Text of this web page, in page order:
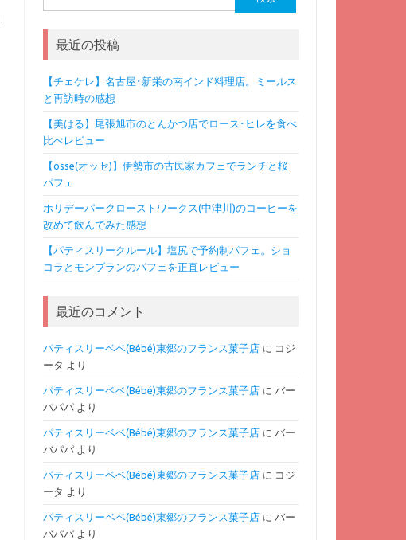
索:
最近の投稿
【チェケレ】名古屋･新栄の南インド料理店。ミールス
と再訪時の感想
【美はる】尾張旭市のとんかつ店でロース･ヒレを食べ
比べレビュー
【osse(オッセ)】伊勢市の古民家カフェでランチと桜
パフェ
ホリデーパークローストワークス(中津川)のコーヒーを
改めて飲んでみた感想
【パティスリークルール】塩尻で予約制パフェ。ショ
コラとモンブランのパフェを正直レビュー
最近のコメント
パティスリーベベ(Bébé)東郷のフランス菓子店に コジ
ータ より
パティスリーベベ(Bébé)東郷のフランス菓子店に バー
バパパより
パティスリーベベ(Bébé)東郷のフランス菓子店に バー
バパパより
パティスリーベベ(Bébé)東郷のフランス菓子店に コジ
ータ より
パティスリーベベ(Bébé)東郷のフランス菓子店に バー
バパパより